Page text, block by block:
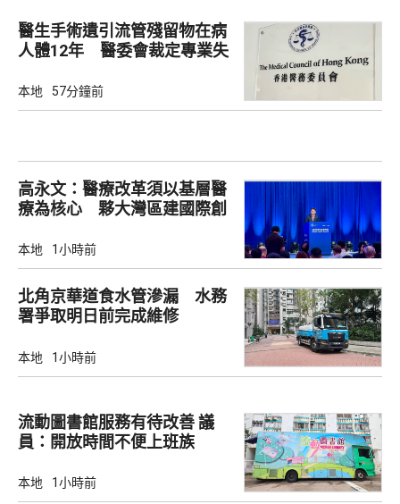
醫生手術遺引流管殘留物在病
人體12年 醫委會裁定專業失
本地 57分鐘前
高永文：醫療改革須以基層醫
療為核心 夥大灣區建國際創
本地 1小時前
北角京華道食水管滲漏 水務
署爭取明日前完成維修
本地 1小時前
流動圖書館服務有待改善 議
員：開放時間不便上班族
本地 1小時前